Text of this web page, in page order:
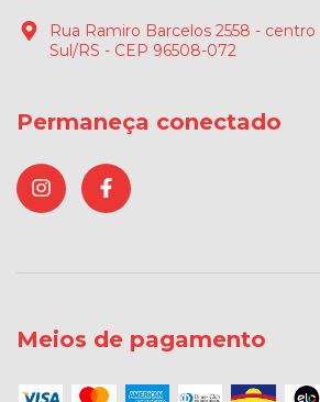
Rua Ramiro Barcelos 2558 - centro
Sul/RS - CEP 96508-072
Permaneça conectado
Meios de pagamento